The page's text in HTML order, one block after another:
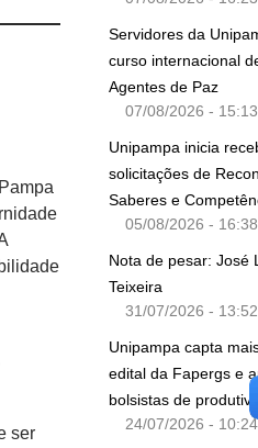
ser
Servidores da
curso internacional
Agentes de Paz
07/08/2026 - 15:13
Unipampa inicia
solicitações de
Saberes e
05/08/2026 - 16:38
Nota de pesar: José
Teixeira
31/07/2026 - 13:52
Unipampa capta
edital da Fapergs e
bolsistas de
24/07/2026 - 10:24